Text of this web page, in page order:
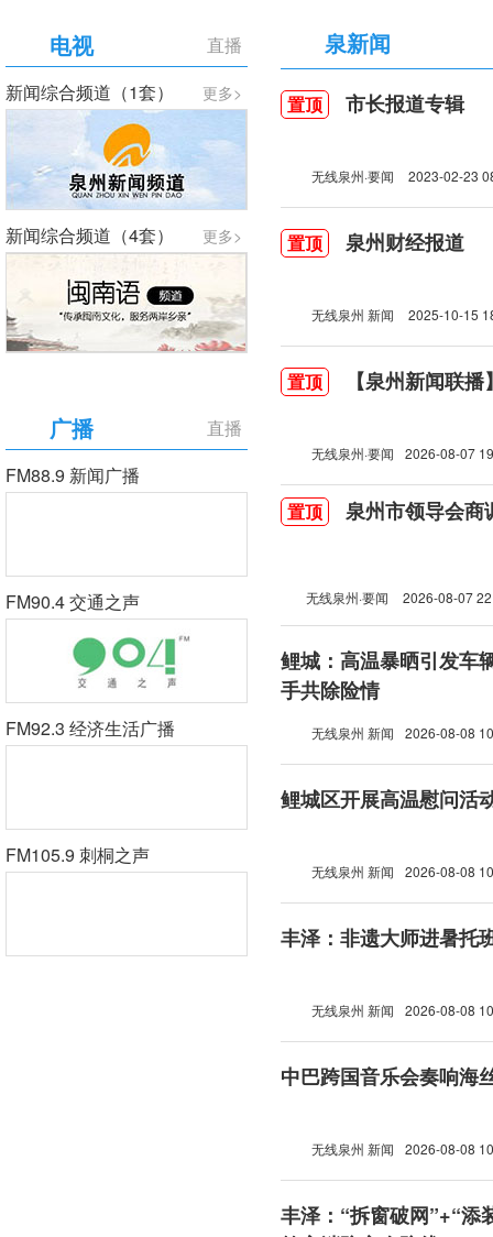
直播
电视
更多>
新闻综合频道（1套）
更多>
新闻综合频道（4套）
直播
广播
FM88.9 新闻广播
FM90.4 交通之声
FM92.3 经济生活广播
FM105.9 刺桐之声
泉新闻
置顶 市长报道专辑
无线泉州·要闻 2023-02-23
置顶 泉州财经报道
无线泉州 新闻 2025-10-15
置顶 【泉州新闻联
无线泉州·要闻 2026-08-07
置顶 泉州市领导会商
无线泉州·要闻 2026-08-07
鲤城：高温暴晒引发车
手共除险情
无线泉州 新闻 2026-08-08
鲤城区开展高温慰问活
无线泉州 新闻 2026-08-08
丰泽：非遗大师进暑托
无线泉州 新闻 2026-08-08
中巴跨国音乐会奏响海
无线泉州 新闻 2026-08-08
丰泽：“拆窗破网”+“添